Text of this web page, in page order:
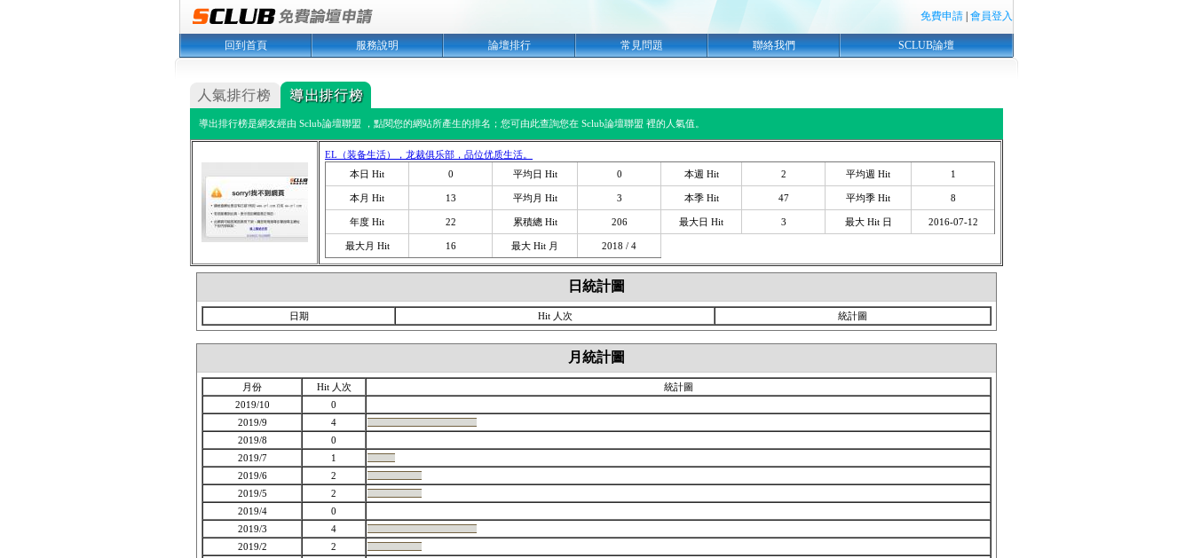
免費申請 會員登入
回到首頁 服務說明 論壇排行 常見問題 聯絡我們 SCLUB論壇
導出排行榜是網友經由 Sclub論壇聯盟 ，點閱您的網站所產生的排名；您可由此查詢您在 Sclub論壇聯盟 裡的人氣值。
EL（装备生活），龙裁俱乐部，品位优质生活。
本日 Hit
0 平均日 Hit 0 本週 Hit 2 平均週 Hit 1
本月 Hit 13 平均月 Hit 3 本季 Hit 47 平均季 Hit 8
年度 Hit 22 累積總 Hit 206 最大日 Hit 3 最大 Hit 日 2016-07-12
最大月 Hit 16 最大 Hit 月 2018 / 4
日統計圖
日期 Hit 人次 統計圖
月統計圖
月份 Hit 人次
統計圖
2019/10
0
2019/9
4
2019/8
0
2019/7
1
2019/6
2
2019/5
2
2019/4
0
2019/3
4
2019/2
2